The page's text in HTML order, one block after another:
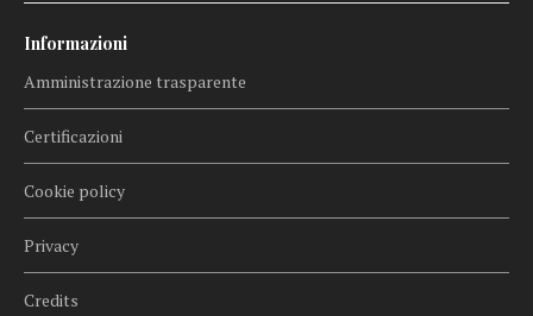
Informazioni
Amministrazione trasparente
Certificazioni
Cookie policy
Privacy
Credits